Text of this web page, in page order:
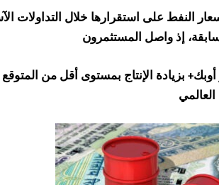
النفط على استقرارها خلال التداولات
إذ واصل المستثمرون
أوبك+ بزيادة الإنتاج بمستوى أقل من